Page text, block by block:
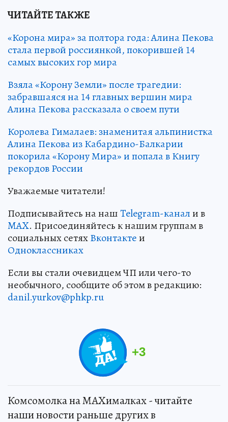
ЧИТАЙТЕ ТАКЖЕ
«Корона мира» за полтора года: Алина Пекова
стала первой россиянкой, покорившей 14
самых высоких гор мира
Взяла «Корону Земли» после трагедии:
забравшаяся на 14 главных вершин мира
Алина Пекова рассказала о своем пути
Королева Гималаев: знаменитая альпинистка
Алина Пекова из Кабардино-Балкарии
покорила «Корону Мира» и попала в Книгу
рекордов России
Уважаемые читатели!
Подписывайтесь на нашTelegram-канали в
MAX. Присоединяйтесь к нашим группам в
социальных сетяхВконтактеи
Одноклассниках
Если вы стали очевидцем ЧП или чего-то
необычного, сообщите об этом в редакцию:
danil.yurkov@phkp.ru
+3
Комсомолка на MAXималках - читайте
наши новости раньше других в